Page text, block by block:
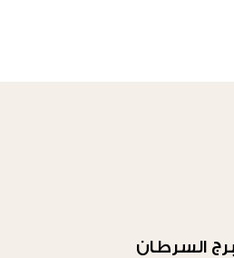
السرطان